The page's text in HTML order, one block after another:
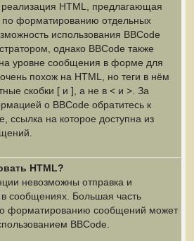
HTML, предлагающая
форматированию отдельных
использования BBCode
однако BBCode также
уровне сообщения в форме для
похож на HTML, но теги в нём
скобки [ и ], а не в < и >. За
о BBCode обратитесь к
ссылка на которое доступна из
HTML?
невозможны отправка и
сообщениях. Большая часть
форматированию сообщений может
BBCode.